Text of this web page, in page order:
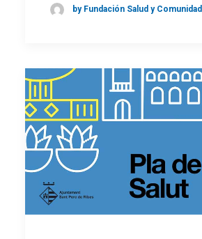
by Fundación Salud y Comunidad